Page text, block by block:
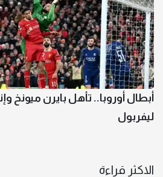
أبطال أوروبا.. تأهل بايرن ميونخ
ليفربول
الاكثر قراءة